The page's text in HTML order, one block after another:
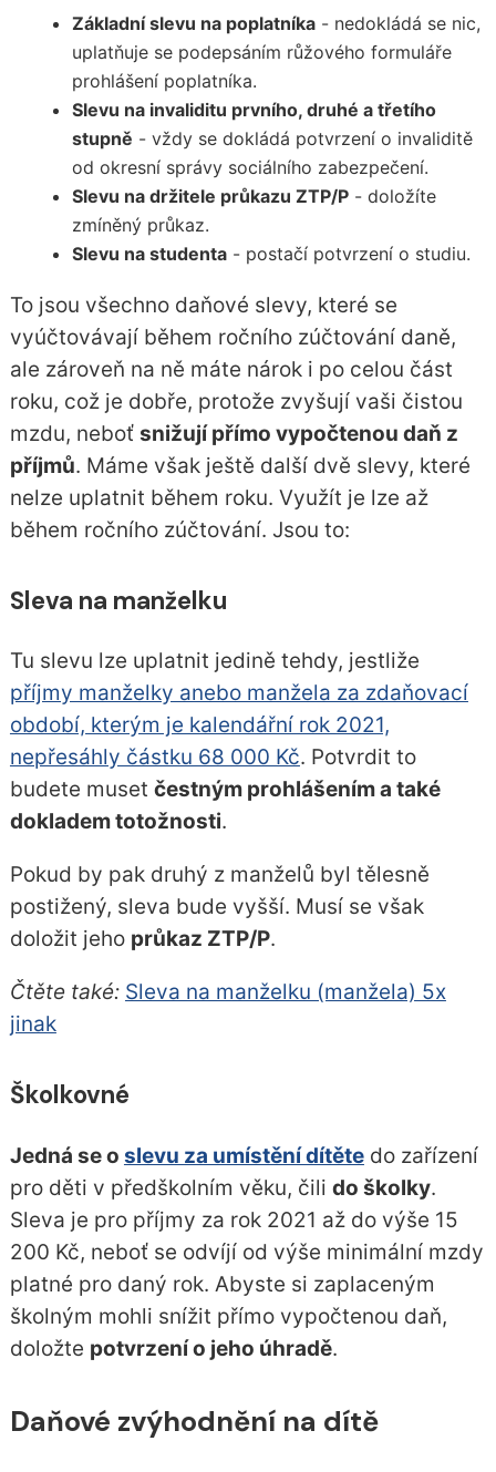
Základní slevu na poplatníka- nedokládá se nic,
uplatňuje se podepsáním růžového formuláře
prohlášení poplatníka.
Slevu na invaliditu prvního, druhé a třetího
stupně - vždy se dokládá potvrzení o invaliditě
od okresní správy sociálního zabezpečení.
Slevu na držitele průkazu ZTP/P- doložíte
zmíněný průkaz.
Slevu na studenta- postačí potvrzení o studiu.
To jsou všechno daňové slevy, které se
vyúčtovávají během ročního zúčtování daně,
ale zároveň na ně máte nárok i po celou část
roku, což je dobře, protože zvyšují vaši čistou
mzdu, neboť snižují přímo vypočtenou daň z
příjmů. Máme však ještě další dvě slevy, které
nelze uplatnit během roku. Využít je lze až
během ročního zúčtování. Jsou to:
Sleva na manželku
Tu slevu lze uplatnit jedině tehdy, jestliže
příjmy manželky anebo manžela za zdaňovací
období, kterým je kalendářní rok 2021,
nepřesáhly částku 68 000 Kč. Potvrdit to
budete muset čestným prohlášením a také
dokladem totožnosti.
Pokud by pak druhý z manželů byl tělesně
postižený, sleva bude vyšší. Musí se však
doložit jeho průkaz ZTP/P.
Čtěte také: Sleva na manželku (manžela) 5x
jinak
Školkovné
Jedná se o slevu za umístění dítětedo zařízení
pro děti v předškolním věku, čili do školky.
Sleva je pro příjmy za rok 2021 až do výše 15
200 Kč, neboť se odvíjí od výše minimální mzdy
platné pro daný rok. Abyste si zaplaceným
školným mohli snížit přímo vypočtenou daň,
doložte potvrzení o jeho úhradě.
Daňové zvýhodnění na dítě